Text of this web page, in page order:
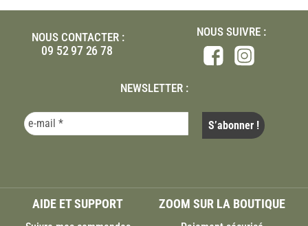
NOUS CONTACTER :
09 52 97 26 78
NOUS SUIVRE :
NEWSLETTER :
AIDE ET SUPPORT ZOOM SUR LA BOUTIQUE